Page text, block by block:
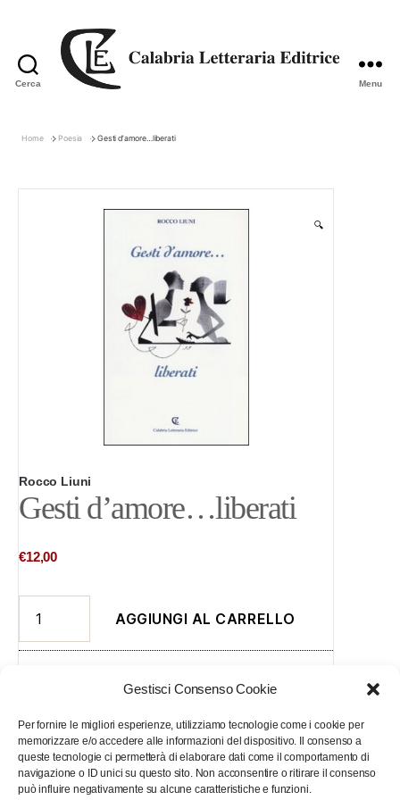
Gestisci Consenso Cookie
Per fornire le migliori esperienze, utilizziamo tecnologie come i cookie per
memorizzare e/o accedere alle informazioni del dispositivo. Il consenso a
queste tecnologie ci permetterà di elaborare dati come il comportamento di
navigazione o ID unici su questo sito. Non acconsentire o ritirare il consenso
può influire negativamente su alcune caratteristiche e funzioni.
Cerca Menu
Home Poesia Gesti d’amore…liberati
🔍
Rocco Liuni
Gesti d’amore…liberati
€12,00
d'amore…
liberati
quantità
AGGIUNGI AL CARRELLO
Descrizione non disponibile